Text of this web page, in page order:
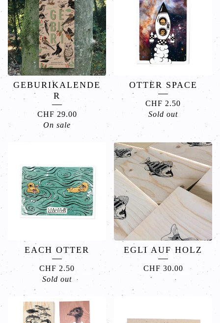
GEBURIKALENDE
R
CHF 29.00
On sale
OTTER SPACE
CHF 2.50
Sold out
EACH OTTER
CHF 2.50
Sold out
EGLI AUF HOLZ
CHF 30.00